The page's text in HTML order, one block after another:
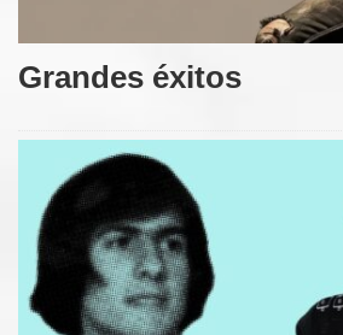
Grandes éxitos